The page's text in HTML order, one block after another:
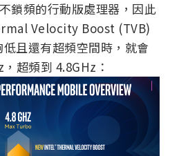
鎖頻的行動版處理器，因此
Velocity Boost (TVB)
且還有超頻空間時，就會
超頻到 4.8GHz：